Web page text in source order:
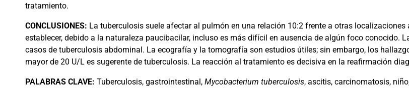
tratamiento.
CONCLUSIONES: La tuberculosis suele afectar al pulmón en una relación 10:2 frente a otras
establecer, debido a la naturaleza paucibacilar, incluso es más difícil en ausencia de algún foco conocido.
casos de tuberculosis abdominal. La ecografía y la tomografía son estudios útiles; sin embargo, los
mayor de 20 U/L es sugerente de tuberculosis. La reacción al tratamiento es decisiva en la reafirmación
PALABRAS CLAVE: Tuberculosis, gastrointestinal, Mycobacterium tuberculosis, ascitis, carcinomatosis,